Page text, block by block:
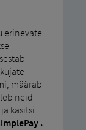
erinevate
määrab
neid
käsitsi
.